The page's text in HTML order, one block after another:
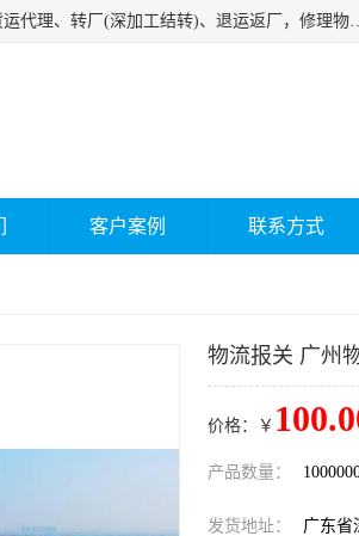
深圳市嘉盛行供应链有限公司 业务范围包括国际中转、一般贸易进出口代理、货运代理、转厂(深加工结
客户案例 联系方式
物流报关 广州
价格：￥
产品数量：
发货地址： 广东省